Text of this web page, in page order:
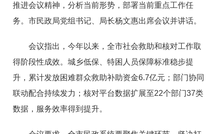
推进会议精神，分析当前形势，部署当前重点工作任
务。市民政局党组书记、局长杨文惠出席会议并讲话。
会议指出，今年以来，全市社会救助和核对工作取
得阶段性成效。城乡低保、特困人员保障标准稳步提
升，累计发放困难群众救助补助资金6.7亿元；部门协同
联动配合持续发力；核对平台数据扩展至22个部门37类
数据，服务效率得到提升。